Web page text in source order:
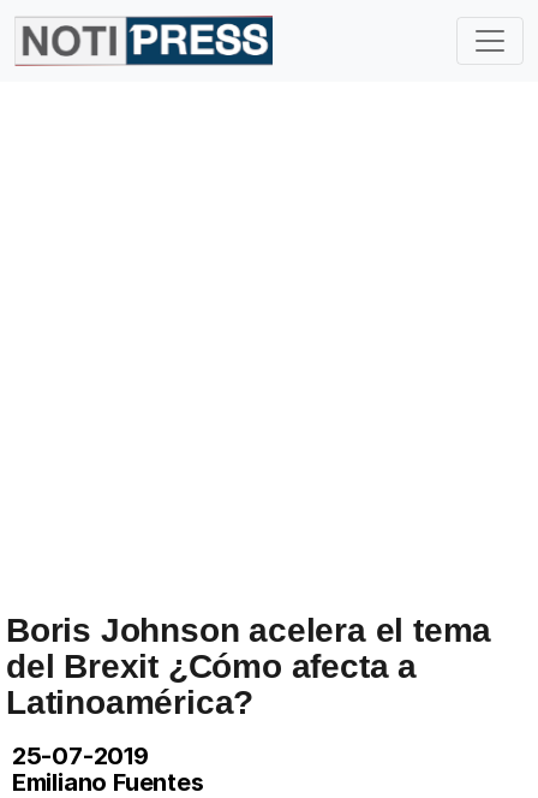
Boris Johnson acelera el tema
del Brexit ¿Cómo afecta a
Latinoamérica?
25-07-2019
Emiliano Fuentes